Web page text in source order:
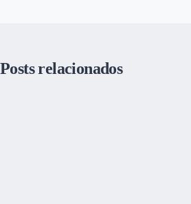
Posts relacionados